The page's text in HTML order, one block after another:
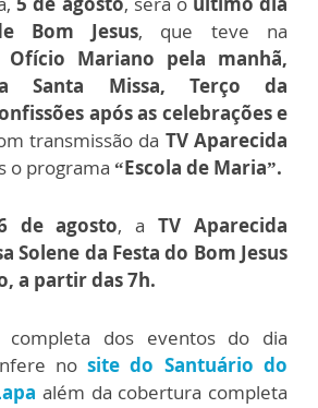
Bom Jesus, que teve na
Ofício Mariano pela manhã,
Santa Missa, Terço da
após as celebrações e
transmissão da TV Aparecida
o programa “Escola de Maria”.
de agosto, aTV Aparecida
Solene da Festa do Bom Jesus
a partir das 7h.
completa dos eventos do dia
nosite do Santuário do
além da cobertura completa